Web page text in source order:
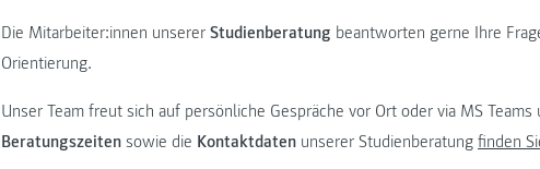
Die Mitarbeiter:innen unserer Studienberatung beantworten gerne Ihre
Orientierung.
Unser Team freut sich auf persönliche Gespräche vor Ort oder via MS Teams
Beratungszeiten sowie die Kontaktdaten unserer Studienberatung finden